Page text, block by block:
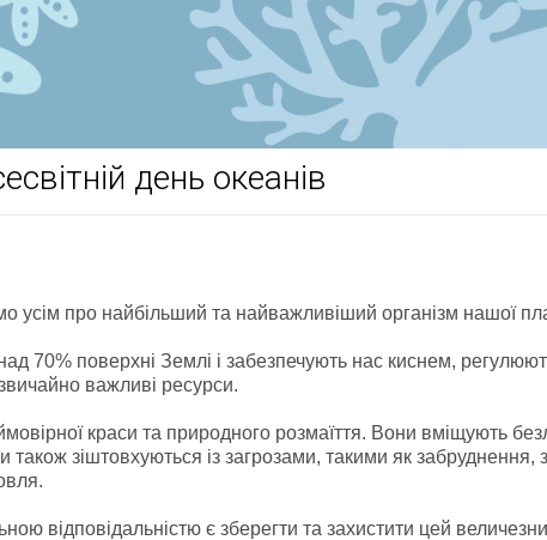
день океанів
усім про найбільший та найважливіший організм нашої
70% поверхні Землі і забезпечують нас киснем,
важливі ресурси.
краси та природного розмаїття. Вони вміщують
також зіштовхуються із загрозами, такими як забруднення,
відповідальністю є зберегти та захистити цей